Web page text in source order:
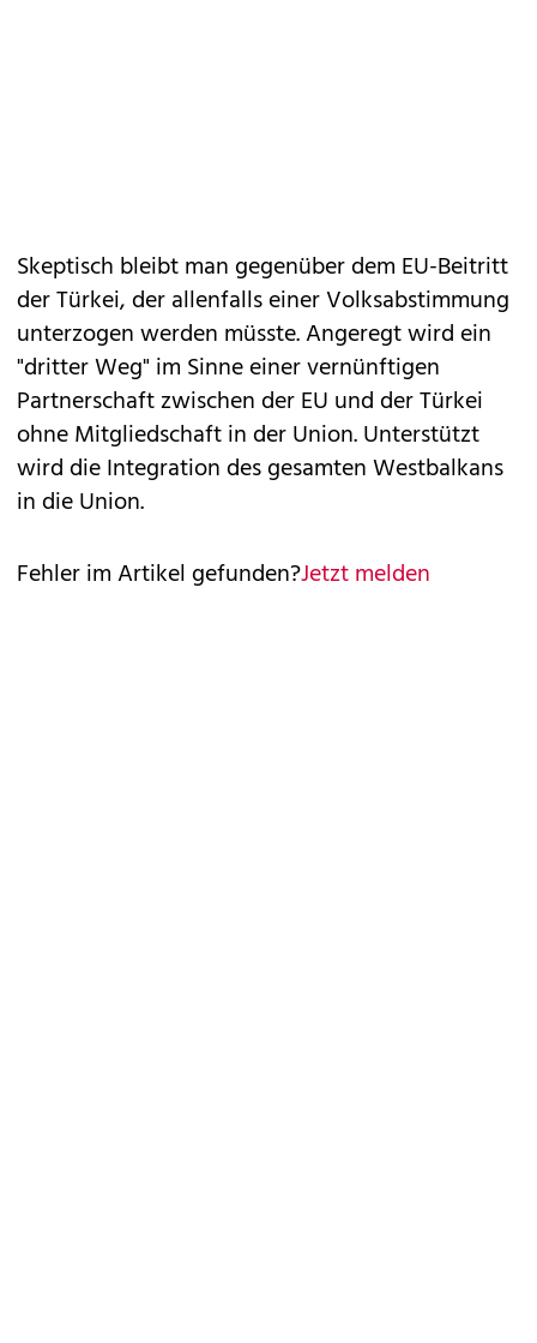
Skeptisch bleibt man gegenüber dem EU-Beitritt
der Türkei, der allenfalls einer Volksabstimmung
unterzogen werden müsste. Angeregt wird ein
"dritter Weg" im Sinne einer vernünftigen
Partnerschaft zwischen der EU und der Türkei
ohne Mitgliedschaft in der Union. Unterstützt
wird die Integration des gesamten Westbalkans
in die Union.
Fehler im Artikel gefunden?Jetzt melden